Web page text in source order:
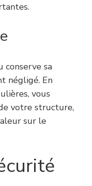
sa
négligé. En
vous
votre structure,
sur le